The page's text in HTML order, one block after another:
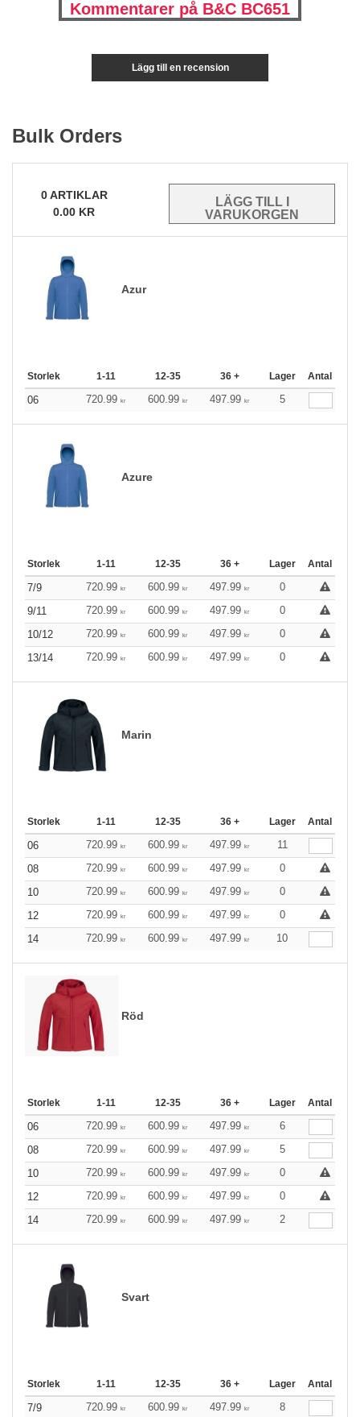
Kommentarer på B&C BC651
Lägg till en recension
Bulk Orders
0ARTIKLAR
0.00 KR
Azur
Storlek 1-11 12-35 36 + Lager Antal
06 720.99 kr 600.99 kr 497.99 kr 5
Azure
Storlek 1-11 12-35 36 + Lager Antal
7/9 720.99 kr 600.99 kr 497.99 kr
0
9/11
720.99 kr 600.99 kr 497.99 kr
0
10/12
720.99 kr 600.99 kr 497.99 kr
0
13/14
720.99 kr 600.99 kr 497.99 kr 0
Marin
Storlek 1-11 12-35 36 + Lager Antal
06 720.99 kr 600.99 kr 497.99 kr
11
08
720.99 kr 600.99 kr 497.99 kr
0
10
720.99 kr 600.99 kr 497.99 kr
0
12
720.99 kr 600.99 kr 497.99 kr
0
14
720.99 kr 600.99 kr 497.99 kr 10
Röd
Storlek 1-11 12-35 36 + Lager Antal
06 720.99 kr 600.99 kr 497.99 kr
6
08
720.99 kr 600.99 kr 497.99 kr
5
10
720.99 kr 600.99 kr 497.99 kr
0
12
720.99 kr 600.99 kr 497.99 kr
0
14
720.99 kr 600.99 kr 497.99 kr 2
Svart
Storlek 1-11 12-35 36 + Lager Antal
7/9 720.99 kr 600.99 kr 497.99 kr
8